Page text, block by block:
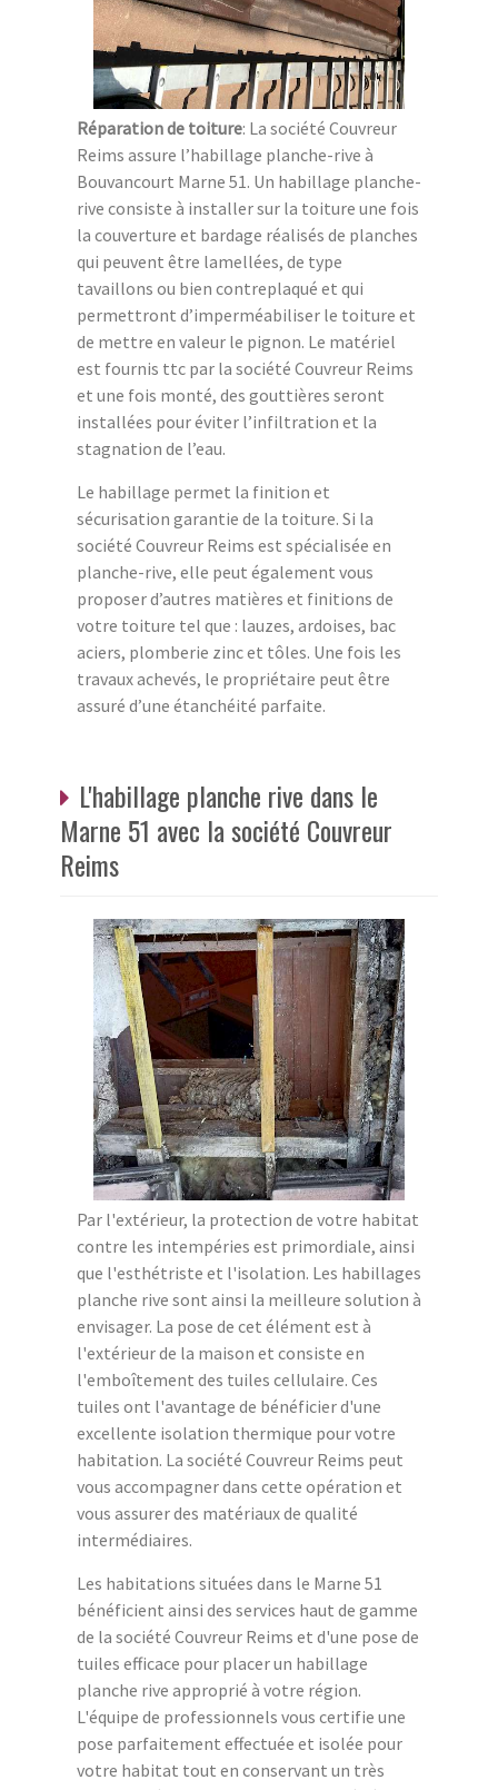
Réparation de toiture: La société Couvreur
Reims assure l’habillage planche-rive à
Bouvancourt Marne 51. Un habillage planche-
rive consiste à installer sur la toiture une fois
la couverture et bardage réalisés de planches
qui peuvent être lamellées, de type
tavaillons ou bien contreplaqué et qui
permettront d’imperméabiliser le toiture et
de mettre en valeur le pignon. Le matériel
est fournis ttc par la société Couvreur Reims
et une fois monté, des gouttières seront
installées pour éviter l’infiltration et la
stagnation de l’eau.
Le habillage permet la finition et
sécurisation garantie de la toiture. Si la
société Couvreur Reims est spécialisée en
planche-rive, elle peut également vous
proposer d’autres matières et finitions de
votre toiture tel que : lauzes, ardoises, bac
aciers, plomberie zinc et tôles. Une fois les
travaux achevés, le propriétaire peut être
assuré d’une étanchéité parfaite.
L'habillage planche rive dans le
Marne 51 avec la société Couvreur
Reims
Par l'extérieur, la protection de votre habitat
contre les intempéries est primordiale, ainsi
que l'esthétriste et l'isolation. Les habillages
planche rive sont ainsi la meilleure solution à
envisager. La pose de cet élément est à
l'extérieur de la maison et consiste en
l'emboîtement des tuiles cellulaire. Ces
tuiles ont l'avantage de bénéficier d'une
excellente isolation thermique pour votre
habitation. La société Couvreur Reims peut
vous accompagner dans cette opération et
vous assurer des matériaux de qualité
intermédiaires.
Les habitations situées dans le Marne 51
bénéficient ainsi des services haut de gamme
de la société Couvreur Reims et d'une pose de
tuiles efficace pour placer un habillage
planche rive approprié à votre région.
L'équipe de professionnels vous certifie une
pose parfaitement effectuée et isolée pour
votre habitat tout en conservant un très